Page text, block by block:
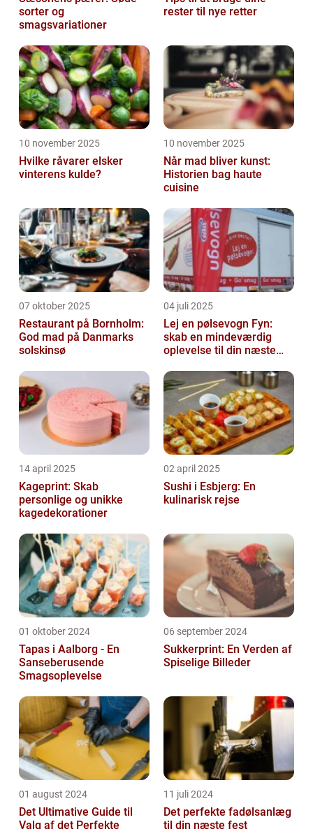
sorter og
smagsvariationer
rester til nye retter
10 november 2025
Hvilke råvarer elsker
vinterens kulde?
10 november 2025
Når mad bliver kunst:
Historien bag haute
cuisine
07 oktober 2025
Restaurant på Bornholm:
God mad på Danmarks
solskinsø
04 juli 2025
Lej en pølsevogn Fyn:
skab en mindeværdig
oplevelse til din næste
14 april 2025
Kageprint: Skab
personlige og unikke
kagedekorationer
02 april 2025
Sushi i Esbjerg: En
kulinarisk rejse
01 oktober 2024
Tapas i Aalborg - En
Sanseberusende
Smagsoplevelse
06 september 2024
Sukkerprint: En Verden af
Spiselige Billeder
01 august 2024
Det Ultimative Guide til
Valg af det Perfekte
11 juli 2024
Det perfekte fadølsanlæg
til din næste fest